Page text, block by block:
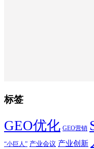
标签
GEO优化 GEO营销
“小巨人” 产业会议 产业创新